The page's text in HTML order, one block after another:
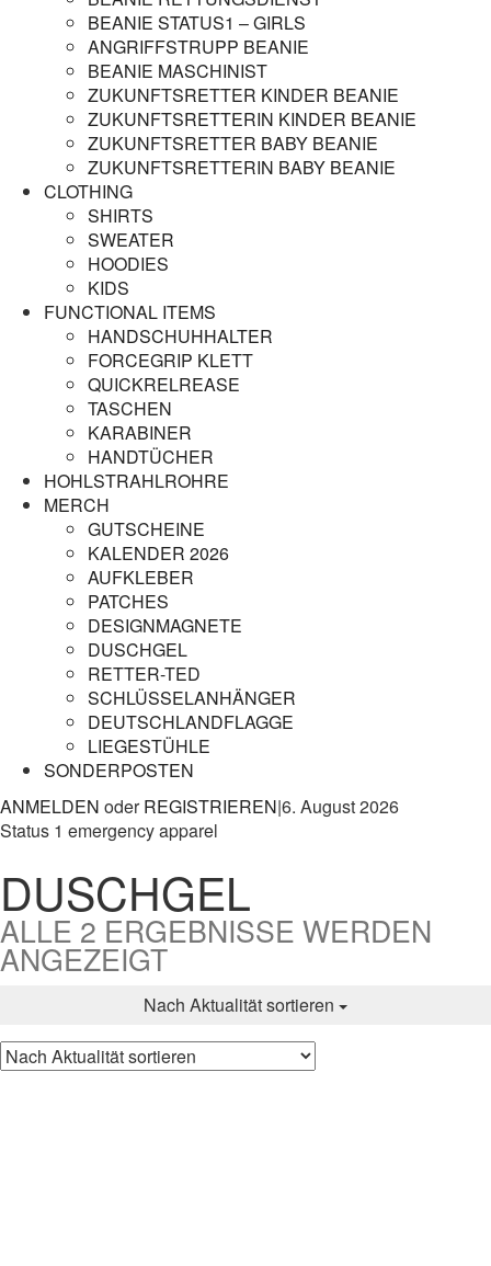
BEANIE STATUS1 – GIRLS
ANGRIFFSTRUPP BEANIE
BEANIE MASCHINIST
ZUKUNFTSRETTER KINDER BEANIE
ZUKUNFTSRETTERIN KINDER BEANIE
ZUKUNFTSRETTER BABY BEANIE
ZUKUNFTSRETTERIN BABY BEANIE
CLOTHING
SHIRTS
SWEATER
HOODIES
KIDS
FUNCTIONAL ITEMS
HANDSCHUHHALTER
FORCEGRIP KLETT
QUICKRELREASE
TASCHEN
KARABINER
HANDTÜCHER
HOHLSTRAHLROHRE
MERCH
GUTSCHEINE
KALENDER 2026
AUFKLEBER
PATCHES
DESIGNMAGNETE
DUSCHGEL
RETTER-TED
SCHLÜSSELANHÄNGER
DEUTSCHLANDFLAGGE
LIEGESTÜHLE
SONDERPOSTEN
ANMELDEN oderREGISTRIEREN|6. August 2026
Status 1 emergency apparel
DUSCHGEL
ALLE 2 ERGEBNISSE WERDEN
ANGEZEIGTNACH
SORTIERT
Nach Aktualität sortieren